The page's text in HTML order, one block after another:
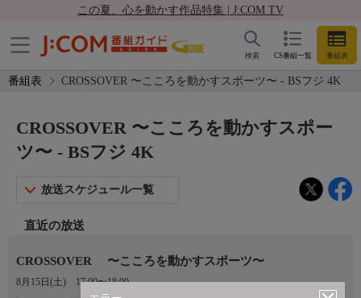
この夏、心を動かす作品特集 | J:COM TV
CS番組一覧 番組表
検索
番組表 CROSSOVER 〜こころを動かすスポーツ〜 - BSフジ 4K
CROSSOVER 〜こころを動かすスポー
ツ〜 - BSフジ 4K
放送スケジュール一覧
直近の放送
CROSSOVER 〜こころを動かすスポーツ〜
8月15日(土) 17:00〜18:00